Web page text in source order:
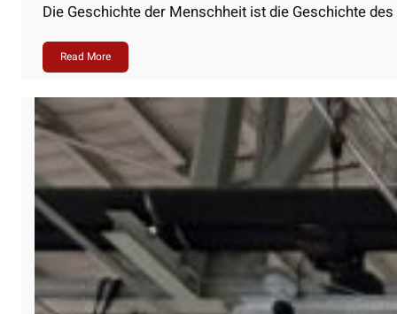
Die Geschichte der Menschheit ist die Geschichte
Read More